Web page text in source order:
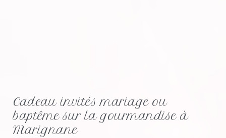
Cadeau invités mariage ou
baptême sur la gourmandise à
Marignane